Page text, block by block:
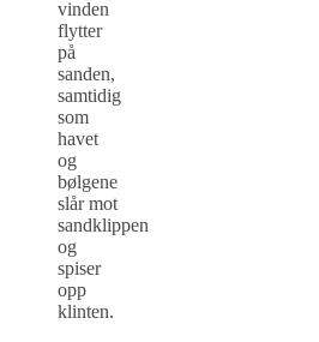
vinden
flytter
på
sanden,
samtidig
som
havet
og
bølgene
slår mot
sandklippen
og
spiser
opp
klinten.